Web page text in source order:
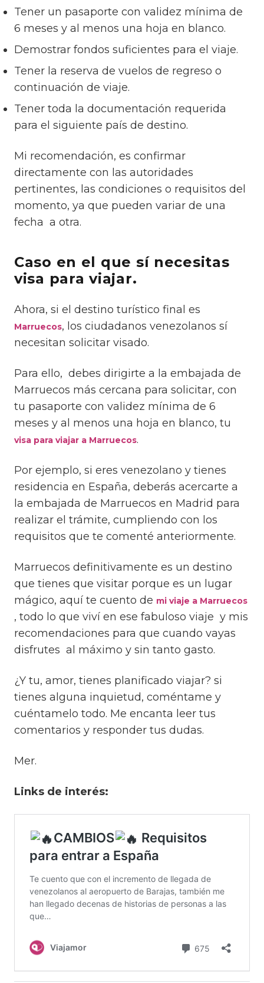
Tener un pasaporte con validez mínima de
6 meses y al menos una hoja en blanco.
Demostrar fondos suficientes para el viaje.
Tener la reserva de vuelos de regreso o
continuación de viaje.
Tener toda la documentación requerida
para el siguiente país de destino.
Mi recomendación, es confirmar
directamente con las autoridades
pertinentes, las condiciones o requisitos del
momento, ya que pueden variar de una
fecha a otra.
Caso en el que sí necesitas
visa para viajar.
Ahora, si el destino turístico final es
Marruecos, los ciudadanos venezolanos sí
necesitan solicitar visado.
Para ello, debes dirigirte a la embajada de
Marruecos más cercana para solicitar, con
tu pasaporte con validez mínima de 6
meses y al menos una hoja en blanco, tu
visa para viajar a Marruecos.
Por ejemplo, si eres venezolano y tienes
residencia en España, deberás acercarte a
la embajada de Marruecos en Madrid para
realizar el trámite, cumpliendo con los
requisitos que te comenté anteriormente.
Marruecos definitivamente es un destino
que tienes que visitar porque es un lugar
mágico, aquí te cuento de mi viaje a Marruecos
, todo lo que viví en ese fabuloso viaje y mis
recomendaciones para que cuando vayas
disfrutes al máximo y sin tanto gasto.
¿Y tu, amor, tienes planificado viajar? si
tienes alguna inquietud, coméntame y
cuéntamelo todo. Me encanta leer tus
comentarios y responder tus dudas.
Mer.
Links de interés: